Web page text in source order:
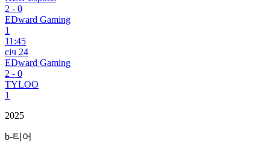
2 - 0
EDward Gaming
1
11:45
січ 24
EDward Gaming
2 - 0
TYLOO
1
2025
b-티어